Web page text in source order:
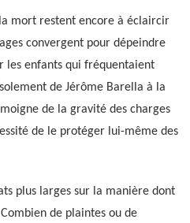
mort restent encore à éclaircir
convergent pour dépeindre
les enfants qui fréquentaient
de Jérôme Barella à la
de la gravité des charges
de le protéger lui-même des
plus larges sur la manière dont
de plaintes ou de